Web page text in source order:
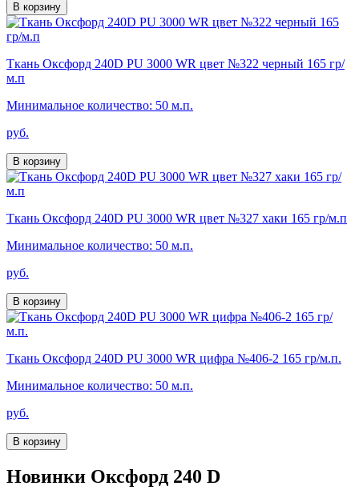
В корзину
Ткань Оксфорд 240D PU 3000 WR цвет №322 черный 165 гр/
м.п
Минимальное количество: 50 м.п.
руб.
В корзину
Ткань Оксфорд 240D PU 3000 WR цвет №327 хаки 165 гр/м.п
Минимальное количество: 50 м.п.
руб.
В корзину
Ткань Оксфорд 240D PU 3000 WR цифра №406-2 165 гр/м.п.
Минимальное количество: 50 м.п.
руб.
В корзину
Новинки Оксфорд 240 D